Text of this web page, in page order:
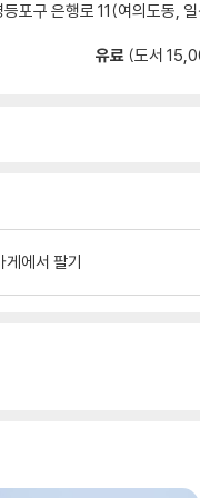
포구 은행로 11(여의도동,
유료 (도서
게에서 팔기